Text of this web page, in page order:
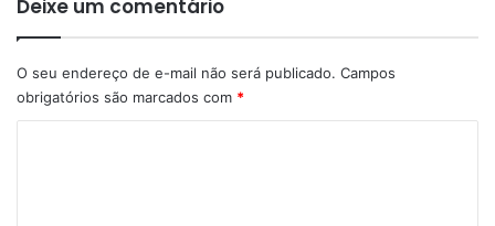
Deixe um comentário
O seu endereço de e-mail não será publicado. Campos
obrigatórios são marcados com *